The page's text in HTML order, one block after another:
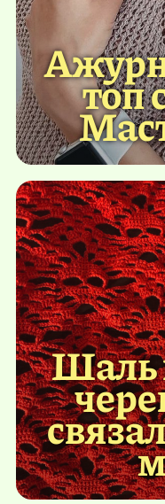
топ
Шаль